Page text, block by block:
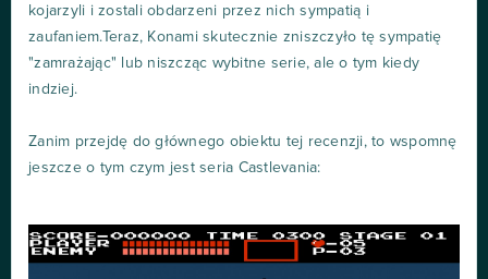
kojarzyli i zostali obdarzeni przez nich sympatią i
zaufaniem.Teraz, Konami skutecznie zniszczyło tę sympatię
"zamrażając" lub niszcząc wybitne serie, ale o tym kiedy
indziej.
Zanim przejdę do głównego obiektu tej recenzji, to wspomnę
jeszcze o tym czym jest seria Castlevania: